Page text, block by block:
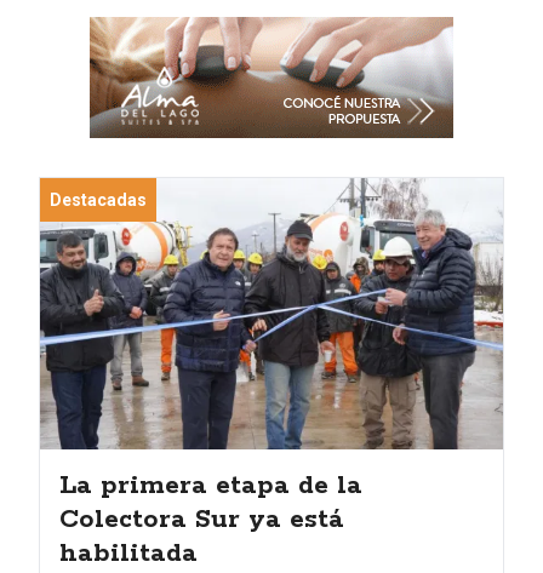
Destacadas
La primera etapa de la
Colectora Sur ya está
habilitada